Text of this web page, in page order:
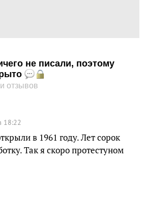
не писали, поэтому
отзывов
18:22
в 1961 году. Лет сорок
Так я скоро протестуном